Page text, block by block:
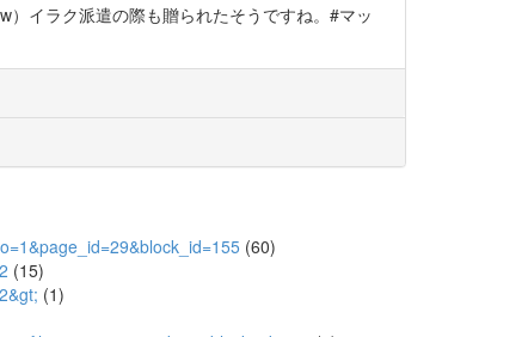
イラク派遣の際も贈られたそうですね。#マッ
(60)
(15)
(1)